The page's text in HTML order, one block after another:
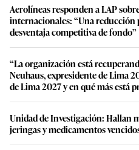
Aerolíneas responden a LAP
internacionales: “Una reducción
desventaja competitiva de fondo”
“La organización está
Neuhaus, expresidente de Lima
de Lima 2027 y en qué más está
Unidad de Investigación: Hallan
jeringas y medicamentos